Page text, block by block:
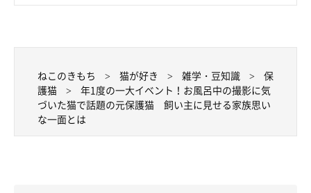
ねこのきもち 猫が好き 雑学・豆知識
保
護猫
年1度の一大イベント！お風呂中の撮影に気
づいた猫で話題の元保護猫 飼い主に見せる家族思い
な一面とは